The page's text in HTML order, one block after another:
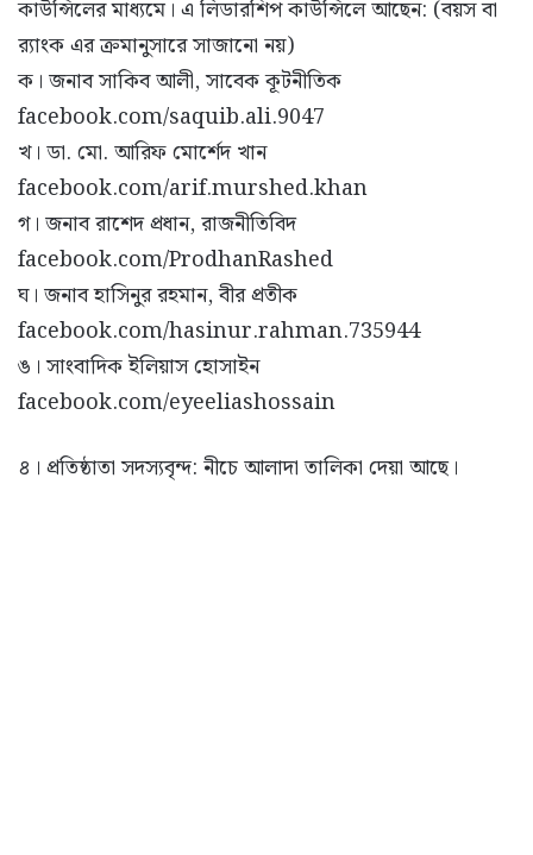
কাউন্সিলের মাধ্যমে। এ লিডারশিপ কাউন্সিলে আছেন: (বয়স বা
র‍্যাংক এর ক্রমানুসারে সাজানো নয়)
ক। জনাব সাকিব আলী, সাবেক কূটনীতিক
facebook.com/saquib.ali.9047
খ। ডা. মো. আরিফ মোর্শেদ খান
facebook.com/arif.murshed.khan
গ। জনাব রাশেদ প্রধান, রাজনীতিবিদ
facebook.com/ProdhanRashed
ঘ। জনাব হাসিনুর রহমান, বীর প্রতীক
facebook.com/hasinur.rahman.735944
ঙ। সাংবাদিক ইলিয়াস হোসাইন
facebook.com/eyeeliashossain
৪। প্রতিষ্ঠাতা সদস্যবৃন্দ: নীচে আলাদা তালিকা দেয়া আছে।